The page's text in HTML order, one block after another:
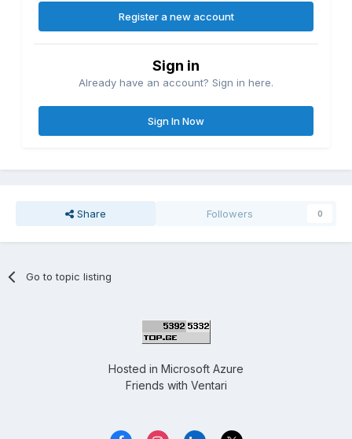
Register a new account
Sign in
Already have an account? Sign in here.
Sign In Now
Share Followers 0
Go to topic listing
Hosted in Microsoft Azure
Friends with Ventari